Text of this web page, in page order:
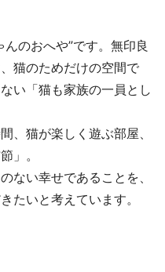
のおへや”です。無印良
猫のためだけの空間で
い「猫も家族の一員とし
、猫が楽しく遊ぶ部屋、
」。
ない幸せであることを、
たいと考えています。